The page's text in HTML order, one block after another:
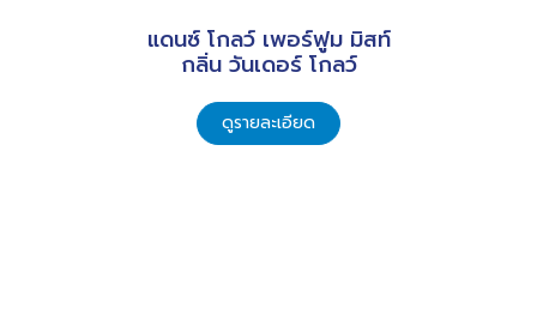
แดนซ์ โกลว์ เพอร์ฟูม มิสท์
กลิ่น วันเดอร์ โกลว์
ดูรายละเอียด